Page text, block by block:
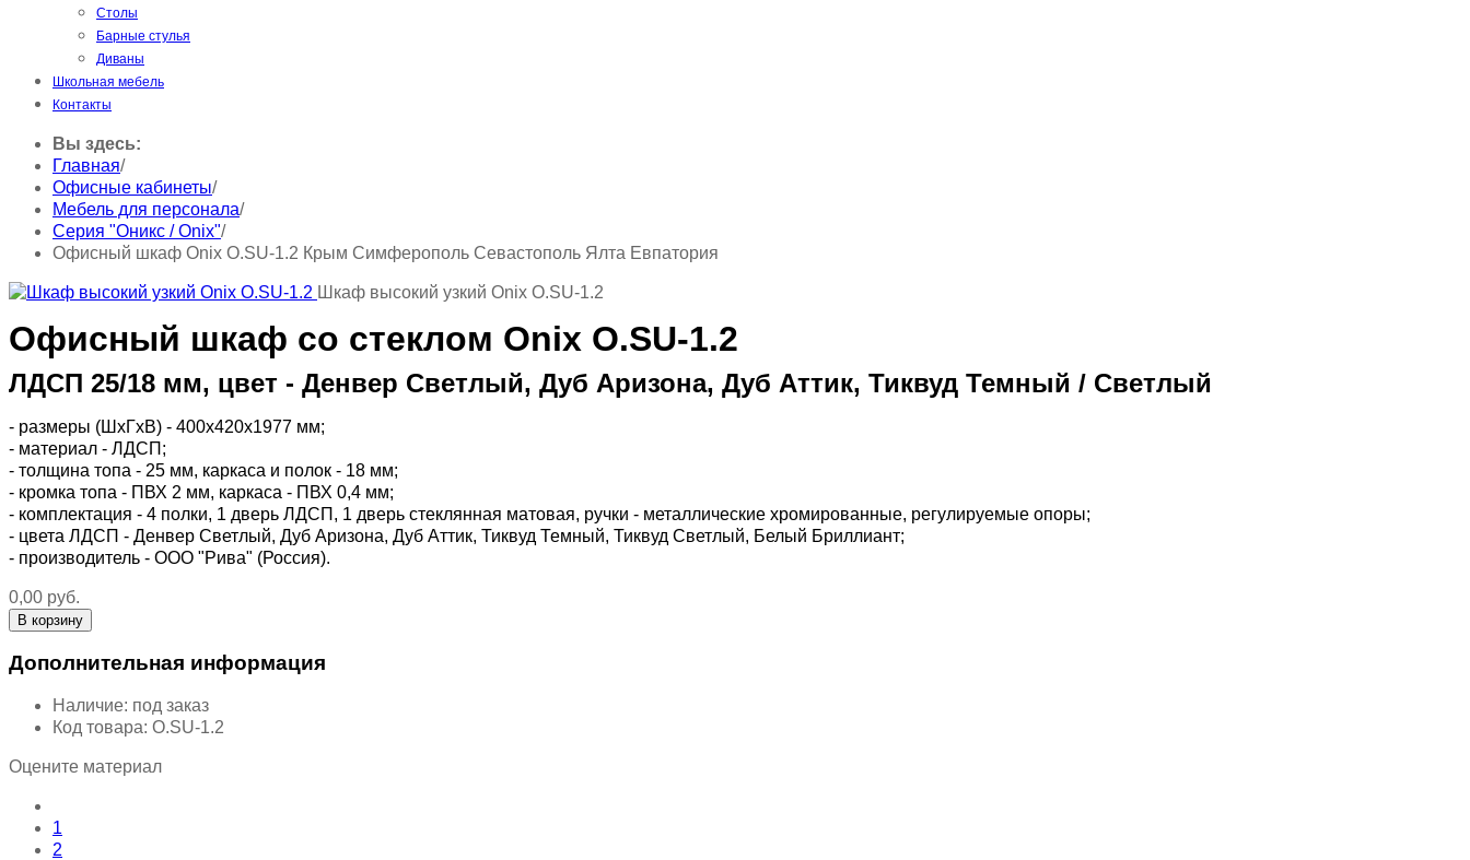
Столы
Барные стулья
Диваны
Школьная мебель
Контакты
Вы здесь:
Главная/
Офисные кабинеты/
Мебель для персонала/
Серия "Оникс / Onix"/
Офисный шкаф Onix O.SU-1.2 Крым Симферополь Севастополь Ялта Евпатория
Шкаф высокий узкий Onix O.SU-1.2
Офисный шкаф со стеклом Onix O.SU-1.2
ЛДСП 25/18 мм, цвет - Денвер Светлый, Дуб Аризона, Дуб Аттик, Тиквуд Темный / Светлый
- размеры (ШхГхВ) - 400х420х1977 мм;
- материал - ЛДСП;
- толщина топа - 25 мм, каркаса и полок - 18 мм;
- кромка топа - ПВХ 2 мм, каркаса - ПВХ 0,4 мм;
- комплектация - 4 полки, 1 дверь ЛДСП, 1 дверь стеклянная матовая, ручки - металлические хромированные, регулируемые опоры;
- цвета ЛДСП - Денвер Светлый, Дуб Аризона, Дуб Аттик, Тиквуд Темный, Тиквуд Светлый, Белый Бриллиант;
- производитель - ООО "Рива" (Россия).
0,00 руб.
Дополнительная информация
Наличие: под заказ
Код товара: O.SU-1.2
Оцените материал
1
2